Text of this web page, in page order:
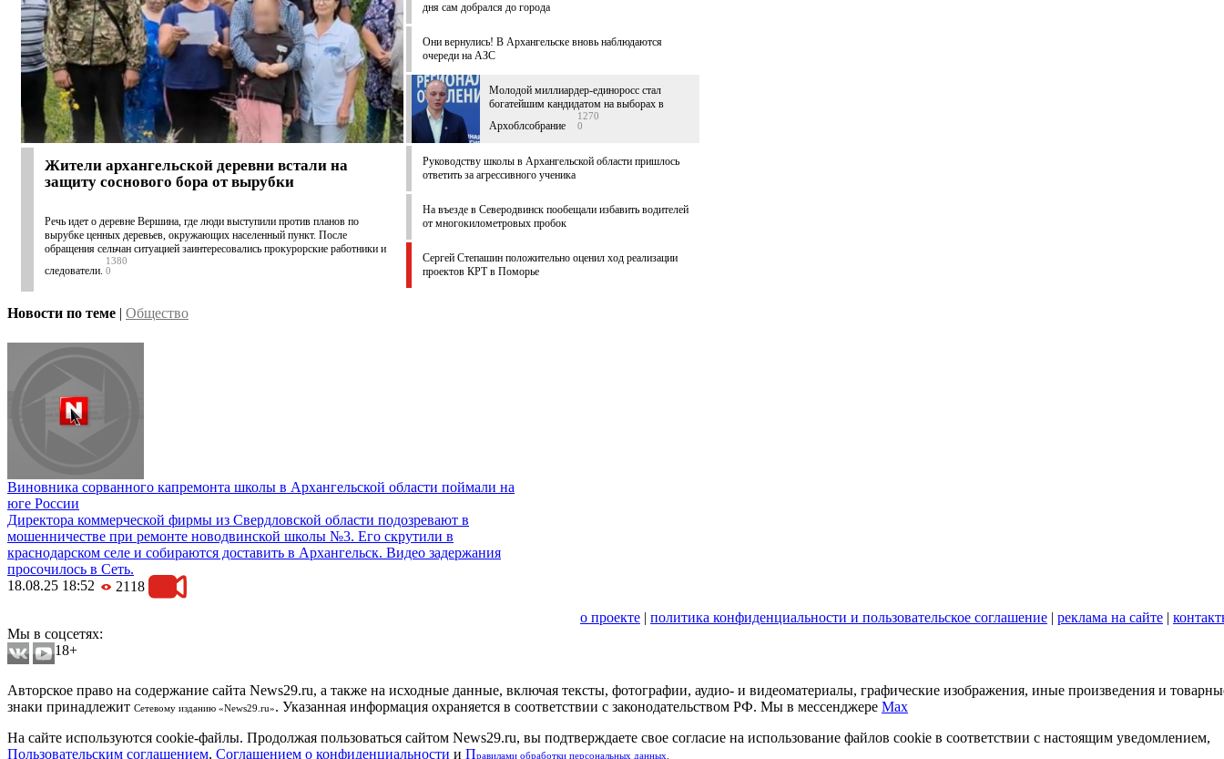
Жители архангельской деревни встали на
защиту соснового бора от вырубки
Речь идет о деревне Вершина, где люди выступили против планов по
вырубке ценных деревьев, окружающих населенный пункт. После
обращения сельчан ситуацией заинтересовались прокурорские работники и
следователи.
1380
0
дня сам добрался до города
Они вернулись! В Архангельске вновь наблюдаются
очереди на АЗС
Молодой миллиардер-единоросс стал
богатейшим кандидатом на выборах в
Архоблсобрание
1270
0
Руководству школы в Архангельской области пришлось
ответить за агрессивного ученика
На въезде в Северодвинск пообещали избавить водителей
от многокилометровых пробок
Сергей Степашин положительно оценил ход реализации
проектов КРТ в Поморье
Новости по теме | Общество
Виновника сорванного капремонта школы в Архангельской области поймали на
юге России
Директора коммерческой фирмы из Свердловской области подозревают в
мошенничестве при ремонте новодвинской школы №3. Его скрутили в
краснодарском селе и собираются доставить в Архангельск. Видео задержания
просочилось в Сеть.
18.08.25 18:52
2118
о проекте политика конфиденциальности и пользовательское соглашение реклама на сайте
Мы в соцсетях:
18+
Авторское право на содержание сайта News29.ru, а также на исходные данные, включая тексты, фотографии, аудио- и видеоматериалы, графические изображения, иные произведения и
знаки принадлежит Сетевому изданию «News29.ru». Указанная информация охраняется в соответствии с законодательством РФ. Мы в мессенджере Max
На сайте используются cookie-файлы. Продолжая пользоваться сайтом News29.ru, вы подтверждаете свое согласие на использование файлов cookie в соответствии с настоящим уведомлением,
Пользовательским соглашением, Соглашением о конфиденциальности и Правилами обработки персональных данных.